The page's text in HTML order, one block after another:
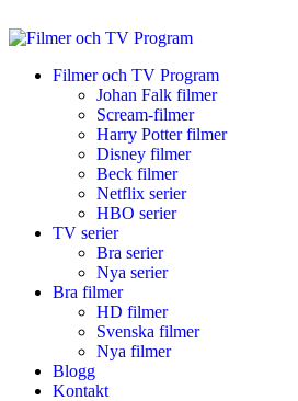
Filmer och TV Program
Johan Falk filmer
Scream-filmer
Harry Potter filmer
Disney filmer
Beck filmer
Netflix serier
HBO serier
TV serier
Bra serier
Nya serier
Bra filmer
HD filmer
Svenska filmer
Nya filmer
Blogg
Kontakt